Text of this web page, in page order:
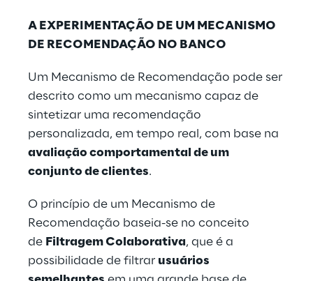
A EXPERIMENTAÇÃO DE UM MECANISMO
DE RECOMENDAÇÃO NO BANCO
Um Mecanismo de Recomendação pode ser
descrito como um mecanismo capaz de
sintetizar uma recomendação
personalizada, em tempo real, com base na
avaliação comportamental de um
conjunto de clientes.
O princípio de um Mecanismo de
Recomendação baseia-se no conceito
de Filtragem Colaborativa, que é a
possibilidade de filtrar usuários